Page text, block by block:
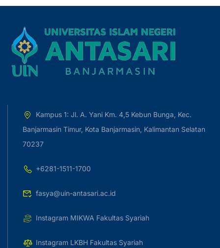
Kampus 1: Jl. A. Yani Km. 4,5 Kebun Bunga, Kec.
Banjarmasin Timur, Kota Banjarmasin, Kalimantan Selatan
70237
+6281-1511-1700
fasya@uin-antasari.ac.id
Instagram MIKWA Fakultas Syariah
Instagram LKBH Fakultas Syariah